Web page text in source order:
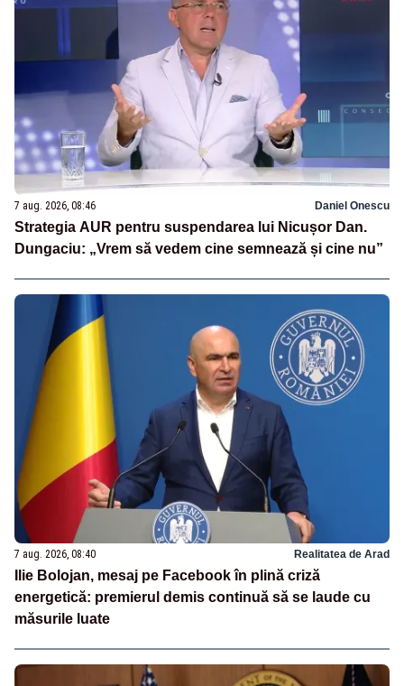
7 aug. 2026, 08:46 Daniel Onescu
Strategia AUR pentru suspendarea lui Nicușor Dan.
Dungaciu: „Vrem să vedem cine semnează și cine nu”
7 aug. 2026, 08:40 Realitatea de Arad
Ilie Bolojan, mesaj pe Facebook în plină criză
energetică: premierul demis continuă să se laude cu
măsurile luate